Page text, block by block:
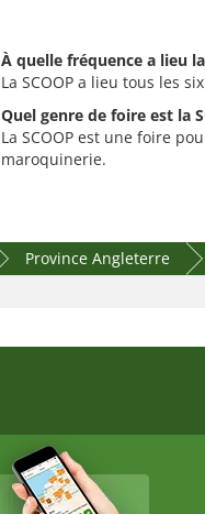
À quelle fréquence a lieu la
La SCOOP a lieu tous les
Quel genre de foire est la
La SCOOP est une foire
maroquinerie.
Province Angleterre